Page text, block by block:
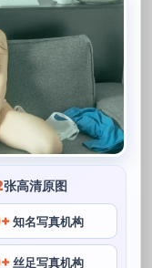
张高清原图
知名写真机构
丝足写真机构